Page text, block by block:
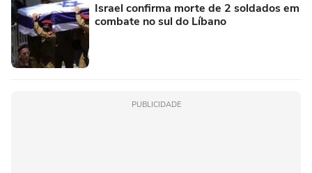
Israel confirma morte de 2 soldados em
combate no sul do Líbano
PUBLICIDADE